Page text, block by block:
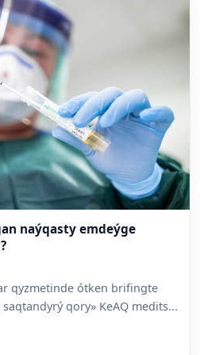
naýqasty emdeýge
qyzmetinde ótken brifingte
qory» KeAQ medits...